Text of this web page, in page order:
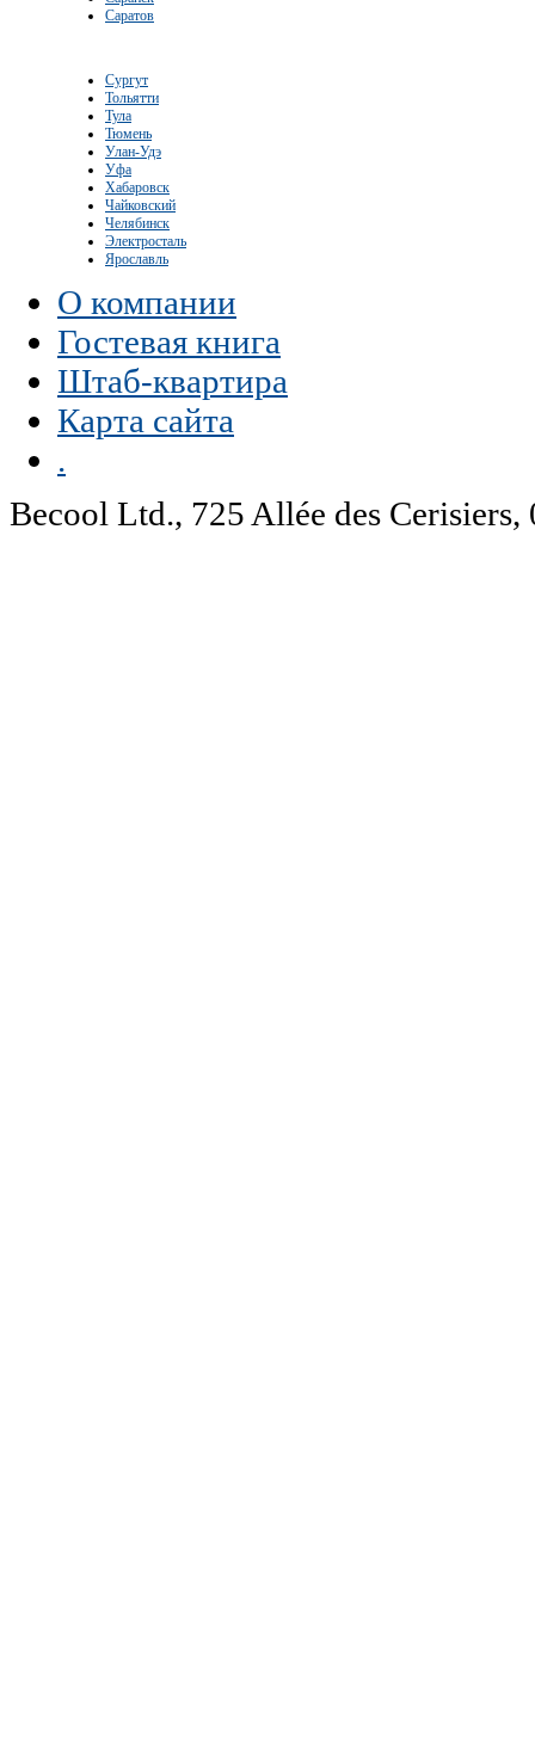
Саратов
Сургут
Тольятти
Тула
Тюмень
Улан-Удэ
Уфа
Хабаровск
Чайковский
Челябинск
Электросталь
Ярославль
О компании
Гостевая книга
Штаб-квартира
Карта сайта
.
Becool Ltd., 725 Allée des